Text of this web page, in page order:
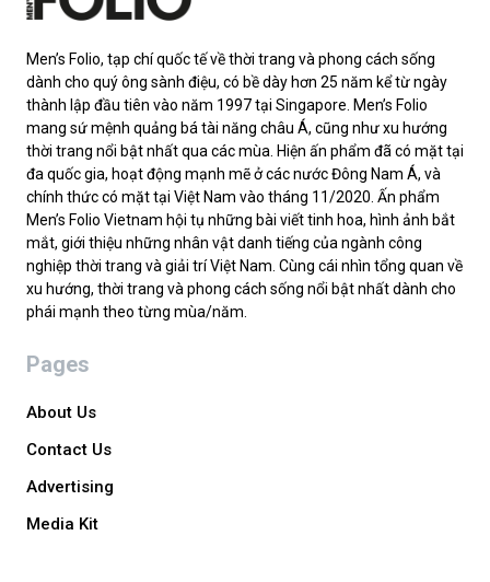
Men’s Folio, tạp chí quốc tế về thời trang và phong cách sống
dành cho quý ông sành điệu, có bề dày hơn 25 năm kể từ ngày
thành lập đầu tiên vào năm 1997 tại Singapore. Men’s Folio
mang sứ mệnh quảng bá tài năng châu Á, cũng như xu hướng
thời trang nổi bật nhất qua các mùa. Hiện ấn phẩm đã có mặt tại
đa quốc gia, hoạt động mạnh mẽ ở các nước Đông Nam Á, và
chính thức có mặt tại Việt Nam vào tháng 11/2020. Ấn phẩm
Men’s Folio Vietnam hội tụ những bài viết tinh hoa, hình ảnh bắt
mắt, giới thiệu những nhân vật danh tiếng của ngành công
nghiệp thời trang và giải trí Việt Nam. Cùng cái nhìn tổng quan về
xu hướng, thời trang và phong cách sống nổi bật nhất dành cho
phái mạnh theo từng mùa/năm.
Pages
About Us
Contact Us
Advertising
Media Kit